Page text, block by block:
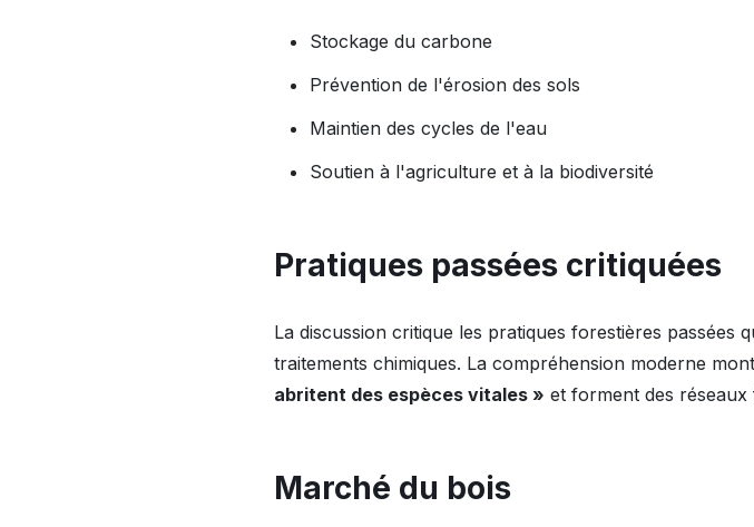
Stockage du carbone
Prévention de l'érosion des sols
Maintien des cycles de l'eau
Soutien à l'agriculture et à la biodiversité
Pratiques passées critiquées
La discussion critique les pratiques forestières passées
traitements chimiques. La compréhension moderne
abritent des espèces vitales » et forment des
Marché du bois